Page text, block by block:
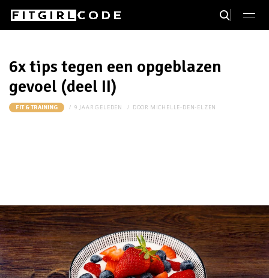
6x tips tegen een opgeblazen
gevoel (deel II)
FIT & TRAINING 9 JAAR GELEDEN DOOR MICHELLE-DEN-ELZEN